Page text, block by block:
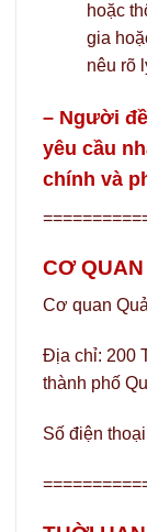
hoặc
gia
nêu rõ
– Người
yêu cầu
chính và
CƠ
Cơ quan
Địa chỉ: 200
thành phố
Số điện